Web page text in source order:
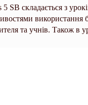
SB складається з
та учнів. Також